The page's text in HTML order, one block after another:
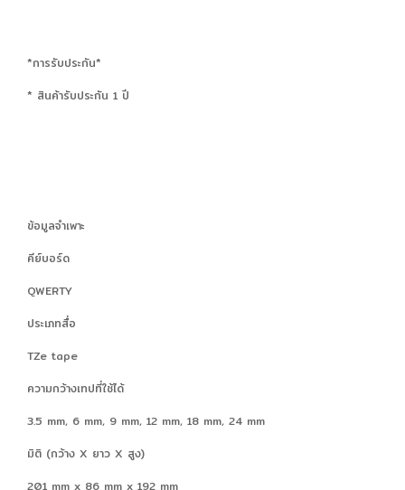
*การรับประกัน*
* สินค้ารับประกัน 1 ปี
ข้อมูลจำเพาะ
คีย์บอร์ด
QWERTY
ประเภทสื่อ
TZe tape
ความกว้างเทปที่ใช้ได้
3.5 mm, 6 mm, 9 mm, 12 mm, 18 mm, 24 mm
มิติ (กว้าง X ยาว X สูง)
201 mm x 86 mm x 192 mm